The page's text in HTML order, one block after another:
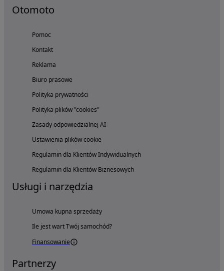
Otomoto
Pomoc
Kontakt
Reklama
Biuro prasowe
Polityka prywatności
Polityka plików "cookies"
Zasady odpowiedzialnej AI
Ustawienia plików cookie
Regulamin dla Klientów Indywidualnych
Regulamin dla Klientów Biznesowych
Usługi i narzędzia
Umowa kupna sprzedaży
Ile jest wart Twój samochód?
Finansowanie
Partnerzy